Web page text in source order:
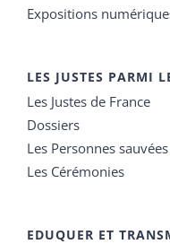
Expositions
LES JUSTES PARMI
Les Justes de France
Dossiers
Les Personnes sauvées
Les Cérémonies
EDUQUER ET